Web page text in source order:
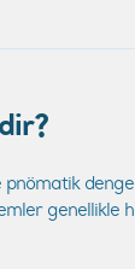
genellikle